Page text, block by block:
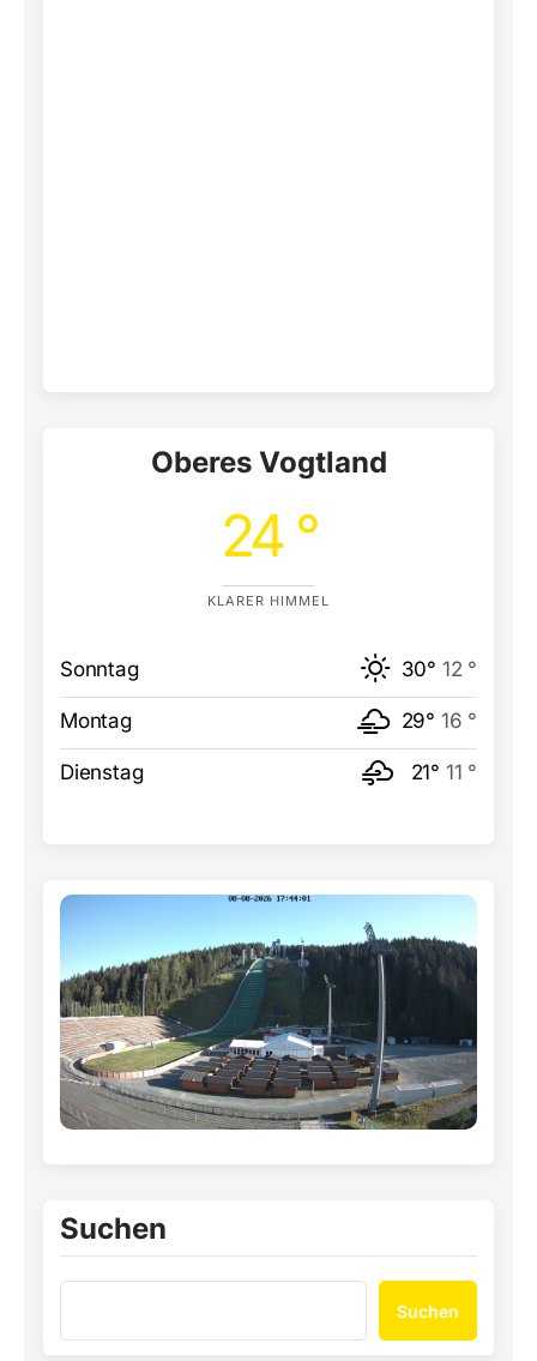
Oberes Vogtland
24 °
KLARER HIMMEL
Sonntag 30° 12 °
Montag 29° 16 °
Dienstag 21° 11 °
Suchen
Suchen